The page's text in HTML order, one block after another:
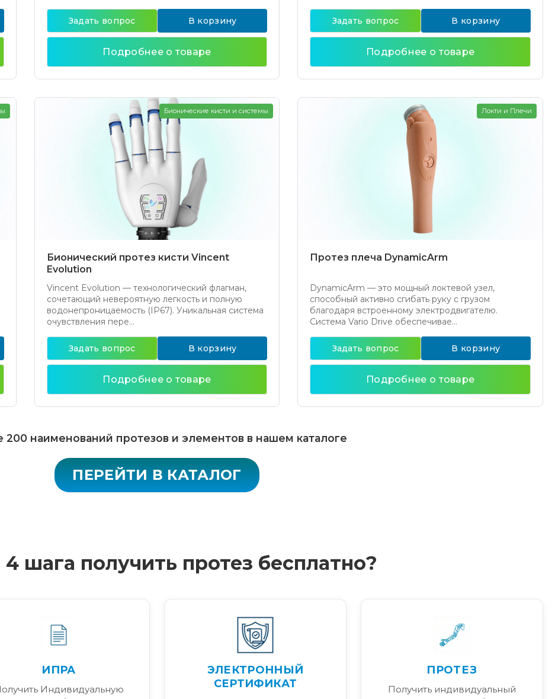
Задать вопрос В корзину
Подробнее о товаре
Задать вопрос В корзину
Подробнее о товаре
Бионический протез кисти Vincent
Evolution
Vincent Evolution — технологический флагман,
сочетающий невероятную легкость и полную
водонепроницаемость (IP67). Уникальная система
очувствления пере...
Бионические кисти и системы
Задать вопрос В корзину
Подробнее о товаре
Протез плеча DynamicArm
DynamicArm — это мощный локтевой узел,
способный активно сгибать руку с грузом
благодаря встроенному электродвигателю.
Система Vario Drive обеспечивае...
Локти и Плечи
Задать вопрос В корзину
Подробнее о товаре
200 наименований протезов и элементов в нашем каталоге
ПЕРЕЙТИ В КАТАЛОГ
4 шага получить протез бесплатно?
ИПРА
Индивидуальную
ЭЛЕКТРОННЫЙ
СЕРТИФИКАТ
ПРОТЕЗ
Получить индивидуальный